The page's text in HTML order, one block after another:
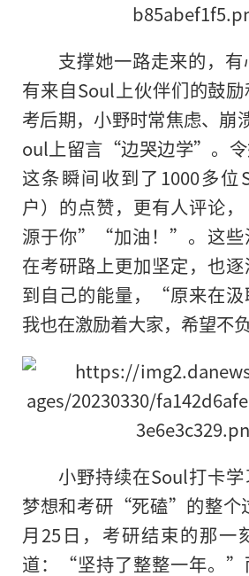
支撑她一路走来的，
有来自Soul上伙伴们的鼓
考后期，小野时常焦虑、崩
oul上留言“边哭边学”。令
这条瞬间收到了1000多位
户）的点赞，更有人评论
源于你”“加油！”。这些
在考研路上更加坚定，也
到自己的能量，“原来在汲
我也在激励着大家，希望不
小野持续在Soul打卡
梦想和考研“死磕”的整个
月25日，考研结束的那一
道：“坚持了整整一年。”